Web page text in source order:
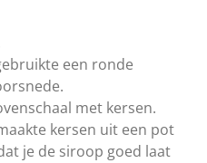
een ronde
met kersen.
kersen uit een pot
je de siroop goed laat